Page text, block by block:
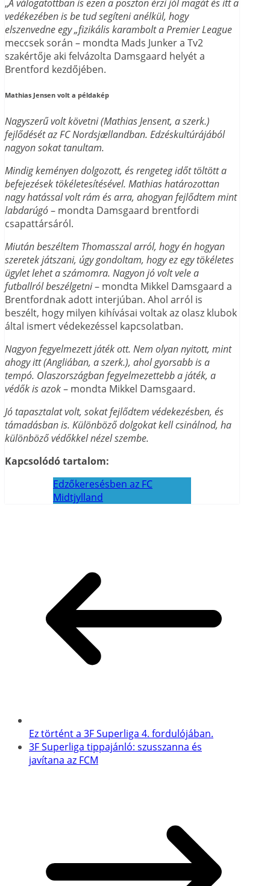
„A válogatottban is ezen a poszton érzi jól magát és itt a
vedékezében is be tud segíteni anélkül, hogy
elszenvedne egy „fizikális karambolta Premier League
meccsek során – mondta Mads Junker a Tv2
szakértője aki felvázolta Damsgaard helyét a
Brentford kezdőjében.
Mathias Jensen volt a példakép
Nagyszerű volt követni (Mathias Jensent, a szerk.)
fejlődését az FC Nordsjællandban. Edzéskultúrájából
nagyon sokat tanultam.
Mindig keményen dolgozott, és rengeteg időt töltött a
befejezések tökéletesítésével. Mathias határozottan
nagy hatással volt rám és arra, ahogyan fejlődtem mint
labdarúgó– mondta Damsgaard brentfordi
csapattársáról.
Miután beszéltem Thomasszal arról, hogy én hogyan
szeretek játszani, úgy gondoltam, hogy ez egy tökéletes
ügylet lehet a számomra. Nagyon jó volt vele a
futballról beszélgetni– mondta Mikkel Damsgaard a
Brentfordnak adott interjúban. Ahol arról is
beszélt, hogy milyen kihívásai voltak az olasz klubok
által ismert védekezéssel kapcsolatban.
Nagyon fegyelmezett játék ott. Nem olyan nyitott, mint
ahogy itt (Angliában, a szerk.), ahol gyorsabb is a
tempó. Olaszországban fegyelmezettebb a játék, a
védők is azok– mondta Mikkel Damsgaard.
Jó tapasztalat volt, sokat fejlődtem védekezésben, és
támadásban is. Különböző dolgokat kell csinálnod, ha
különböző védőkkel nézel szembe.
Kapcsolódó tartalom:
Edzőkeresésben az FC
Midtjylland
Ez történt a 3F Superliga 4. fordulójában.
3F Superliga tippajánló: szusszanna és
javítana az FCM